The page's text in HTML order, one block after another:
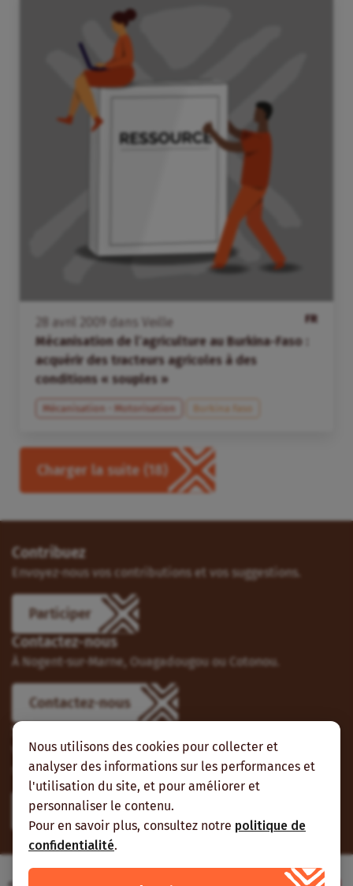
Nous utilisons des cookies pour collecter et
analyser des informations sur les performances et
l'utilisation du site, et pour améliorer et
personnaliser le contenu.
Pour en savoir plus, consultez notre politique de
confidentialité.
FR
avril dans
Veille
Mécanisation de l’agriculture au Burkina-Faso :
acquérir des tracteurs agricoles à des
conditions « souples »
Mécanisation - Motorisation Burkina Faso
Charger la suite (18)
Contribuez
Envoyez-nous vos contributions et vos suggestions.
Participer
Contactez-nous
À Nogent-sur-Marne, Ouagadougou ou Cotonou.
Contactez-nous
Suivez-nous
Vous pouvez aussi vous abonner à nos flux RSS et nous
suivre sur les réseaux sociaux.